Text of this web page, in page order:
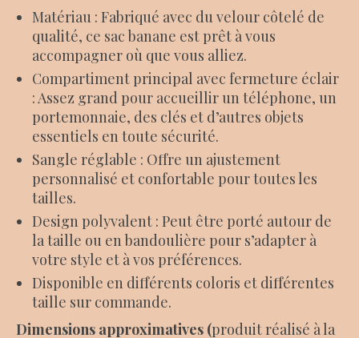
Matériau : Fabriqué avec du velour côtelé de
qualité, ce sac banane est prêt à vous
accompagner où que vous alliez.
Compartiment principal avec fermeture éclair
: Assez grand pour accueillir un téléphone, un
portemonnaie, des clés et d’autres objets
essentiels en toute sécurité.
Sangle réglable : Offre un ajustement
personnalisé et confortable pour toutes les
tailles.
Design polyvalent : Peut être porté autour de
la taille ou en bandoulière pour s’adapter à
votre style et à vos préférences.
Disponible en différents coloris et différentes
taille sur commande.
Dimensions approximatives (produit réalisé à la